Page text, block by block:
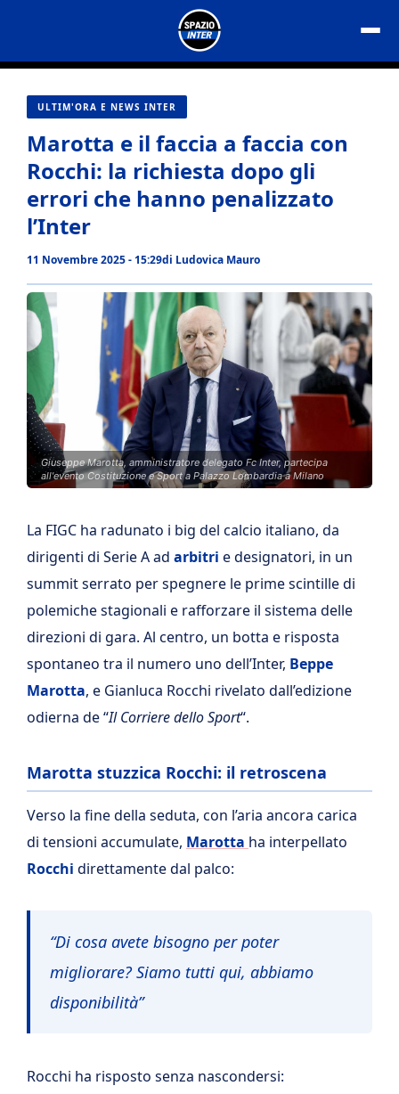
contenuto
ULTIM'ORA E NEWS INTER
Marotta e il faccia a faccia con
Rocchi: la richiesta dopo gli
errori che hanno penalizzato
l’Inter
11 Novembre 2025 - 15:29di Ludovica Mauro
Giuseppe Marotta, amministratore delegato Fc Inter, partecipa
all'evento Costituzione e Sport a Palazzo Lombardia a Milano
La FIGC ha radunato i big del calcio italiano, da
dirigenti di Serie A ad arbitri e designatori, in un
summit serrato per spegnere le prime scintille di
polemiche stagionali e rafforzare il sistema delle
direzioni di gara. Al centro, un botta e risposta
spontaneo tra il numero uno dell’Inter, Beppe
Marotta, e Gianluca Rocchi rivelato dall’edizione
odierna de “Il Corriere dello Sport“.
Marotta stuzzica Rocchi: il retroscena
Verso la fine della seduta, con l’aria ancora carica
di tensioni accumulate, Marotta ha interpellato
Rocchi direttamente dal palco:
“Di cosa avete bisogno per poter
migliorare? Siamo tutti qui, abbiamo
disponibilità”
Rocchi ha risposto senza nascondersi: